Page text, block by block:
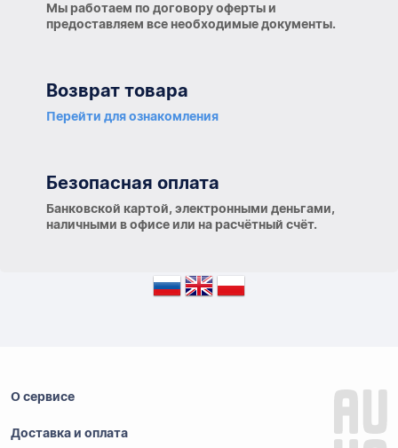
Мы работаем по договору оферты и
предоставляем все необходимые документы.
Возврат товара
Перейти для ознакомления
Безопасная оплата
Банковской картой, электронными деньгами,
наличными в офисе или на расчётный счёт.
О сервисе
Доставка и оплата